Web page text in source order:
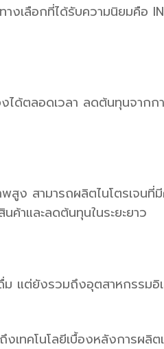
างเลือกที่ได้รับความนิยมคื
งได้ตลอดเวลา ลดต้นทุนจา
ง สามารถผลิตไนโตรเจน
าและลดต้นทุนในระยะยาว
ม แต่ยังรวมถึงอุตสาหกรรม
เทคโนโลยีเบื้องหลังการ